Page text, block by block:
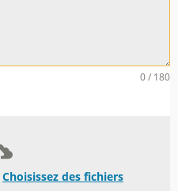
0 / 180
Choisissez des fichiers